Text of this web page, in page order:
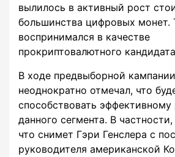
вылилось в активный рост
большинства цифровых монет.
воспринимался в качестве
прокриптовалютного
В ходе предвыборной
неоднократно отмечал, что
способствовать эффективному
данного сегмента. В
что снимет Гэри Генслера с
руководителя американской